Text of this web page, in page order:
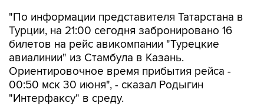
"По информации представителя Татарстана в
Турции, на 21:00 сегодня забронировано 16
билетов на рейс авикомпании "Турецкие
авиалинии" из Стамбула в Казань.
Ориентировочное время прибытия рейса -
00:50 мск 30 июня", - сказал Родыгин
"Интерфаксу" в среду.